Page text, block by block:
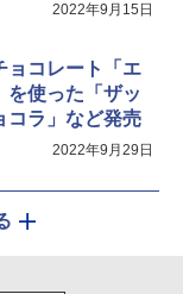
2022年9月15日
ョコレート「エ
を使った「ザッ
コラ」など発売
2022年9月29日